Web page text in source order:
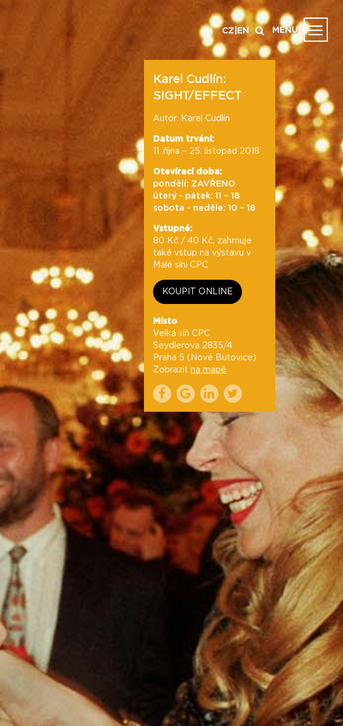
CZ EN MENU
Karel Cudlín:
SIGHT/EFFECT
Autor: Karel Cudlín
Datum trvání:
11. října – 25. listopad 2018
Otevírací doba:
pondělí: ZAVŘENO
úterý - pátek: 11 – 18
sobota - neděle: 10 – 18
Vstupné:
80 Kč / 40 Kč, zahrnuje
také vstup na výstavu v
Malé síni CPC
KOUPIT ONLINE
Místo
Velká síň CPC
Seydlerova 2835/4
Praha 5 (Nové Butovice)
Zobrazit na mapě